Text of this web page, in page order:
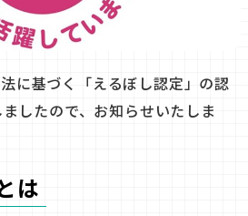
に基づく「えるぼし認定」の認
したので、お知らせいたしま
は